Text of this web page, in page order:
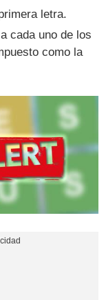
letra.
cada uno de los
como la